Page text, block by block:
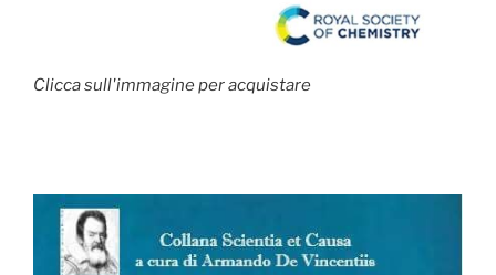
Clicca sull'immagine per acquistare